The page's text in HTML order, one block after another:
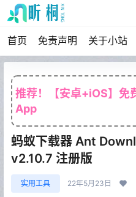
首页 免责声明 关于小站
推荐！【安卓+iOS】免
App
蚂蚁下载器 Ant
v2.10.7 注册版
实用工具 22年5月23日